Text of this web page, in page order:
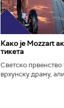
Како је Mozzart
тикета
Светско
врхунску драму,